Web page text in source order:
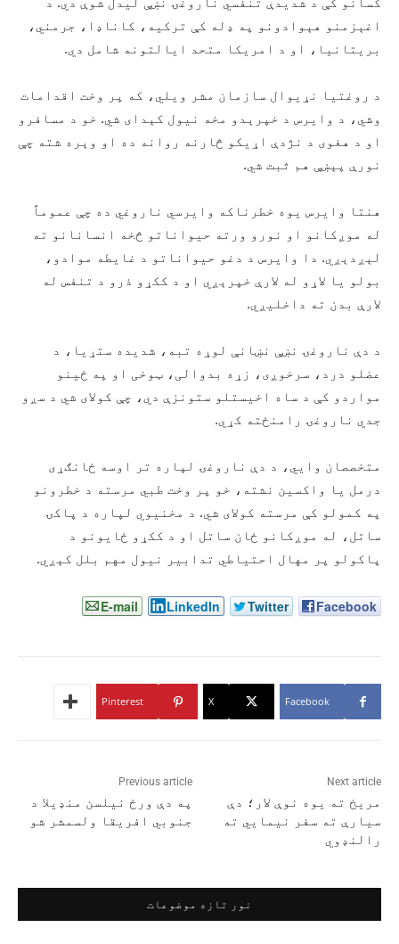
اغېزمنو هېوادونو په ډله کې ترکیه، کاناډا، جرمني،
بریتانیا، او د امریکا متحد ایالتونه شامل دي.
د روغتیا نړیوال سازمان مشر ویلي، که پر وخت اقدامات
وشي، د وایرس د خپرېدو مخه نیول کېدای شي. خو د مسافرو
او د هغوی د نژدې اړیکو څارنه روانه ده او وېره شته چې
نورې پېښې هم ثبت شي.
هنتا وایرس یوه خطرناکه وایرسي ناروغي ده چې عموماً
له موږکانو او نورو ورته حیواناتو څخه انسانانو ته
لېږدېږي. دا وایرس د دغو حیواناتو د غایطه موادو،
بولو یا لاړو له لارې خپرېږي او د ککړو ذرو د تنفس له
لارې بدن ته داخلیږي.
د دې ناروغۍ نښې نښانې لوړه تبه، شدیده ستړیا، د
عضلو درد، سرخوږی، زړه بدوالی، ټوخی او په ځینو
مواردو کې د ساه اخیستلو ستونزې دي، چې کولای شي د سږو
جدي ناروغۍ رامنځته کړي.
متخصصان وايي، د دې ناروغۍ لپاره تر اوسه ځانګړی
درمل یا واکسین نشته، خو پر وخت طبي مرسته د خطرونو
په کمولو کې مرسته کولای شي. د مخنیوي لپاره د پاکۍ
ساتل، له موږکانو ځان ساتل او د ککړو ځایونو د
پاکولو پر مهال احتیاطي تدابیر نیول مهم بلل کېږي.
Facebook
Twitter
LinkedIn
E-mail
Facebook
X
Pinterest
Previous article
په دې ورځ نیلسن منډیلا د
جنوبي افریقا ولسمشر شو
Next article
مریخ ته یوه نوې لار؛ دې
سیارې ته سفر نیمايي ته
رالنډوي
نور تازه موضوعات